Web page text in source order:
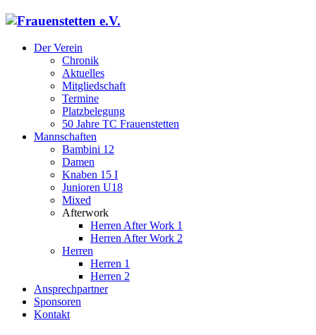
Der Verein
Chronik
Aktuelles
Mitgliedschaft
Termine
Platzbelegung
50 Jahre TC Frauenstetten
Mannschaften
Bambini 12
Damen
Knaben 15 I
Junioren U18
Mixed
Afterwork
Herren After Work 1
Herren After Work 2
Herren
Herren 1
Herren 2
Ansprechpartner
Sponsoren
Kontakt